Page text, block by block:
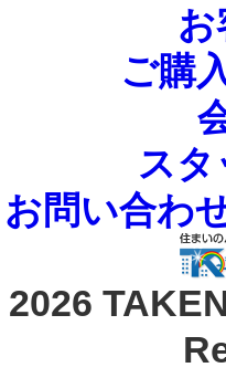
お
ご購
スタ
お問い合わ
2026